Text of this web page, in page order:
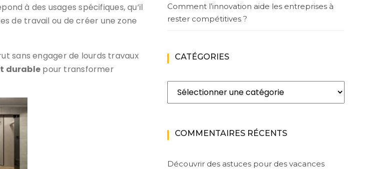
à des usages spécifiques, qu’il
de travail ou de créer une zone
sans engager de lourds travaux
durable pour transformer
Comment l’innovation aide les entreprises à
rester compétitives ?
CATÉGORIES
Catégories
COMMENTAIRES RÉCENTS
Découvrir des astuces pour des vacances